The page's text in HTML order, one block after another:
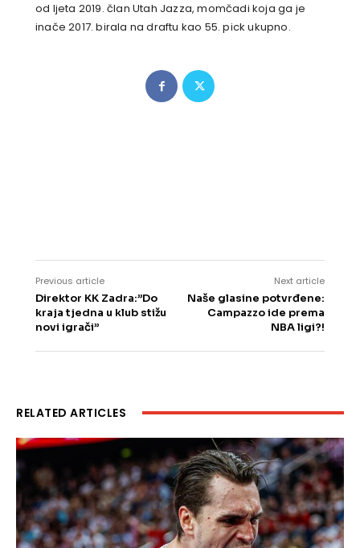
od ljeta 2019. član Utah Jazza, momčadi koja ga je
inače 2017. birala na draftu kao 55. pick ukupno.
Previous article
Direktor KK Zadra:”Do
kraja tjedna u klub stižu
novi igrači”
Next article
Naše glasine potvrđene:
Campazzo ide prema
NBA ligi?!
RELATED ARTICLES